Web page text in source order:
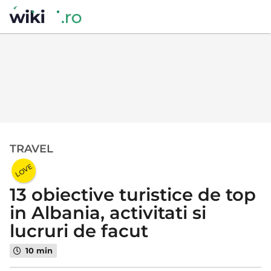
5
a
n
i
a
g
o
5
a
TRAVEL
LOVE
13 obiective turistice de top
in Albania, activitati si
lucruri de facut
10 min